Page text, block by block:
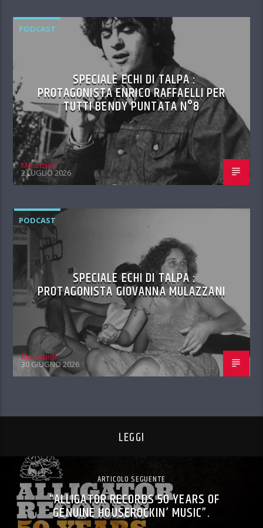
PODCAST
SPECIALE ECHI DI TALPA :
PROTAGONISTA ENRICO RAFFAELLI PER
TUTTI BENDY PUNTATA N°8
MaurizioB
2 LUGLIO 2026
PODCAST
SPECIALE ECHI DI TALPA :
PROTAGONISTA GIOVANNA MULAZZANI
MaurizioB
30 GIUGNO 2026
LEGGI
ARTICOLO SEGUENTE
“ALLIGATOR RECORDS 50 YEARS OF
GENUINE HOUSEROCKIN’ MUSIC”.